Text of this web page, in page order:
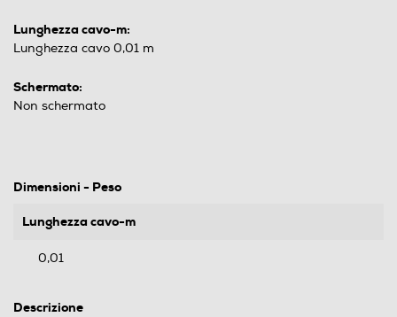
Lunghezza cavo-m:
Lunghezza cavo 0,01 m
Schermato:
Non schermato
Dimensioni - Peso
Lunghezza cavo-m
0,01
Descrizione